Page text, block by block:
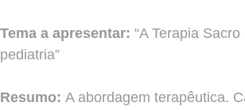
Tema a apresentar: “A Terapia
pediatria”
Resumo: A abordagem terapêutica.